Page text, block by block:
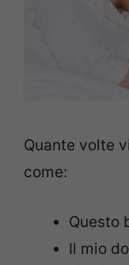
Quante volte
come:
Questo
Il mio